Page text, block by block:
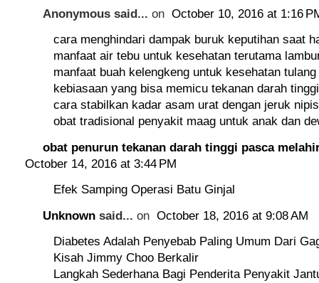
Anonymous said... on October 10, 2016 at 1:16
cara menghindari dampak buruk keputihan saat
manfaat air tebu untuk kesehatan terutama
manfaat buah kelengkeng untuk kesehatan tulang
kebiasaan yang bisa memicu tekanan darah tinggi
cara stabilkan kadar asam urat dengan jeruk nipis
obat tradisional penyakit maag untuk anak dan
obat penurun tekanan darah tinggi pasca
October 14, 2016 at 3:44 PM
Efek Samping Operasi Batu Ginjal
Unknown said... on October 18, 2016 at 9:08 AM
Diabetes Adalah Penyebab Paling Umum Dari
Kisah Jimmy Choo Berkalir
Langkah Sederhana Bagi Penderita Penyakit